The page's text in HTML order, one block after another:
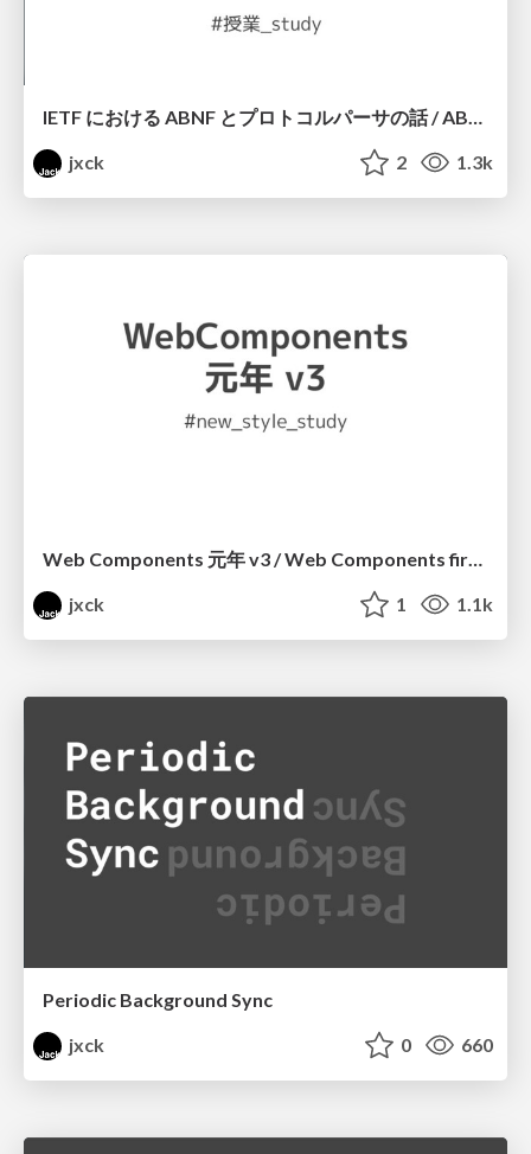
IETF における ABNF とプロトコルパーサの話 / ABNF for Protocol Parser @ IETF
jxck
2 1.3k
Web Components 元年 v3 / Web Components first year v3
jxck
1 1.1k
Periodic Background Sync
jxck
0 660